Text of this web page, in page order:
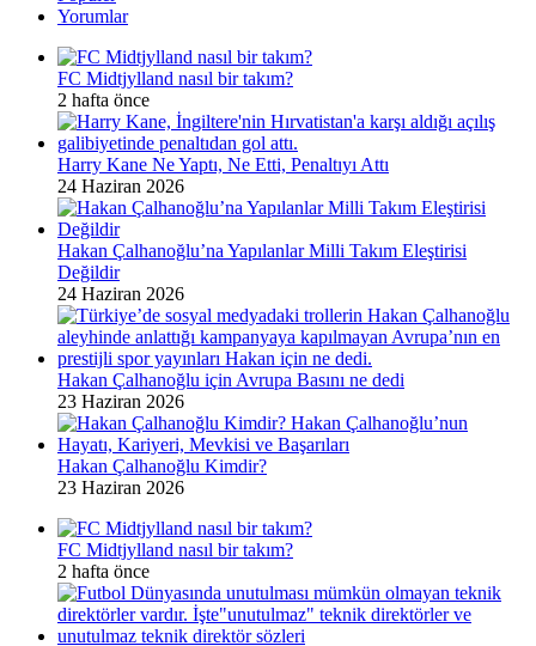
Yorumlar
FC Midtjylland nasıl bir takım?
2 hafta önce
Harry Kane Ne Yaptı, Ne Etti, Penaltıyı Attı
24 Haziran 2026
Hakan Çalhanoğlu’na Yapılanlar Milli Takım Eleştirisi
Değildir
24 Haziran 2026
Hakan Çalhanoğlu için Avrupa Basını ne dedi
23 Haziran 2026
Hakan Çalhanoğlu Kimdir?
23 Haziran 2026
FC Midtjylland nasıl bir takım?
2 hafta önce